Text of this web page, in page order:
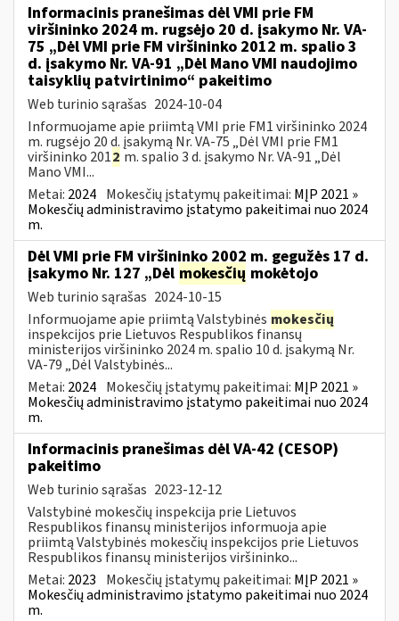
Informacinis pranešimas dėl VMI prie FM
viršininko 2024 m. rugsėjo 20 d. įsakymo Nr. VA-
75 „Dėl VMI prie FM viršininko 2012 m. spalio 3
d. įsakymo Nr. VA-91 „Dėl Mano VMI naudojimo
taisyklių patvirtinimo“ pakeitimo
Web turinio sąrašas 2024-10-04
Informuojame apie priimtą VMI prie FM1 viršininko 2024
m. rugsėjo 20 d. įsakymą Nr. VA-75 „Dėl VMI prie FM1
viršininko 2012 m. spalio 3 d. įsakymo Nr. VA-91 „Dėl
Mano VMI...
Metai: 2024 Mokesčių įstatymų pakeitimai: MĮP 2021 »
Mokesčių administravimo įstatymo pakeitimai nuo 2024
m.
Dėl VMI prie FM viršininko 2002 m. gegužės 17 d.
įsakymo Nr. 127 „Dėl mokesčių mokėtojo
Web turinio sąrašas 2024-10-15
Informuojame apie priimtą Valstybinės mokesčių
inspekcijos prie Lietuvos Respublikos finansų
ministerijos viršininko 2024 m. spalio 10 d. įsakymą Nr.
VA-79 „Dėl Valstybinės...
Metai: 2024 Mokesčių įstatymų pakeitimai: MĮP 2021 »
Mokesčių administravimo įstatymo pakeitimai nuo 2024
m.
Informacinis pranešimas dėl VA-42 (CESOP)
pakeitimo
Web turinio sąrašas 2023-12-12
Valstybinė mokesčių inspekcija prie Lietuvos
Respublikos finansų ministerijos informuoja apie
priimtą Valstybinės mokesčių inspekcijos prie Lietuvos
Respublikos finansų ministerijos viršininko...
Metai: 2023 Mokesčių įstatymų pakeitimai: MĮP 2021 »
Mokesčių administravimo įstatymo pakeitimai nuo 2024
m.